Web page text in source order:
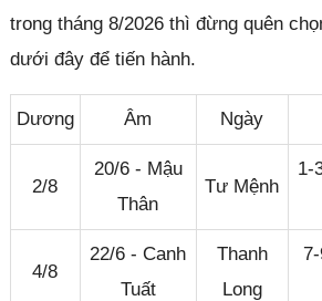
trong tháng 8/2026 thì đừng quên
dưới đây để tiến hành.
Dương Âm Ngày
2/8
20/6 - Mậu
Thân
Tư Mệnh
1-
4/8
22/6 - Canh
Tuất
Thanh
Long